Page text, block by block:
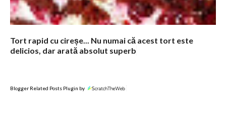
Tort rapid cu cireșe... Nu numai că acest tort este
delicios, dar arată absolut superb
Blogger Related Posts Plugin by